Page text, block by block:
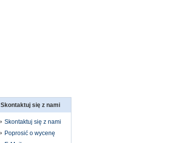
Skontaktuj się z nami
Skontaktuj się z nami
Poprosić o wycenę